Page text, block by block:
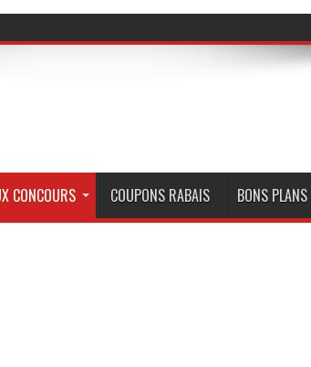
CONCOURS COUPONS RABAIS BONS PLANS